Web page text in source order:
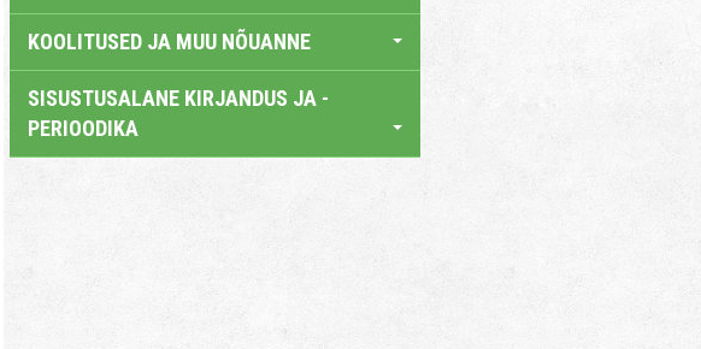
KOOLITUSED JA MUU NÕUANNE
SISUSTUSALANE KIRJANDUS JA -
PERIOODIKA